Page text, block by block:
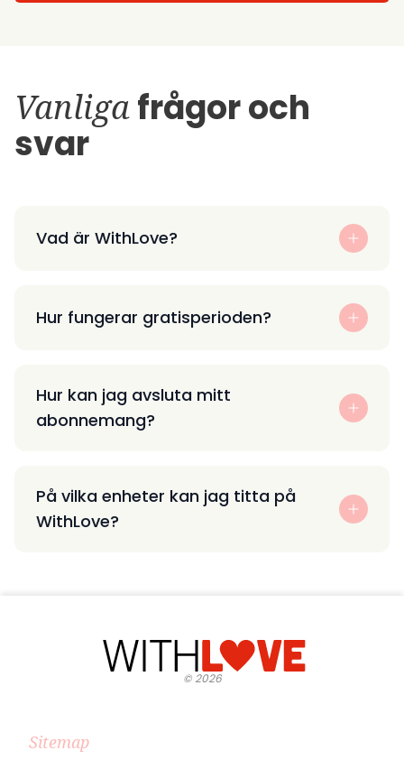
Vanligafrågor och
svar
Vad är WithLove?
Hur fungerar gratisperioden?
Hur kan jag avsluta mitt
abonnemang?
På vilka enheter kan jag titta på
WithLove?
©2026
Sitemap